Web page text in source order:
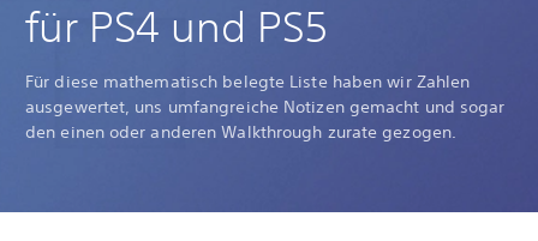
für PS4 und PS5
Für diese mathematisch belegte Liste haben wir Zahlen
ausgewertet, uns umfangreiche Notizen gemacht und sogar
den einen oder anderen Walkthrough zurate gezogen.